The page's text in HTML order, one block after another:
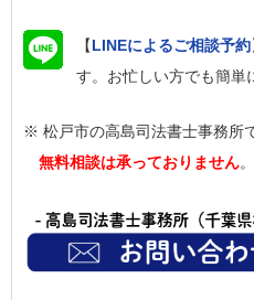
【LINEによるご相談予約
す。お忙しい方でも簡単
※ 松戸市の高島司法書士事務所
無料相談は承っておりません。